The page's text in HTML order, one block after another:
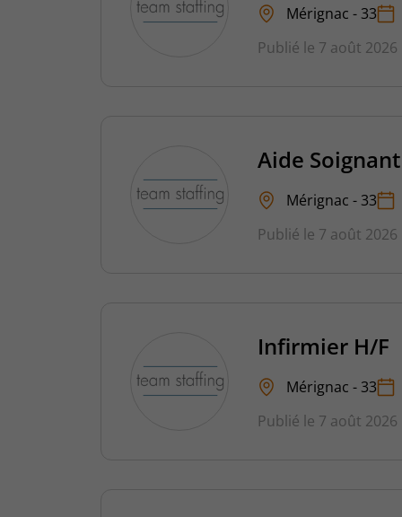
Mérignac - 33
Publié le 7 août 2026
Aide
Mérignac - 33
Publié le 7 août 2026
Infirmier H/F
Mérignac - 33
Publié le 7 août 2026